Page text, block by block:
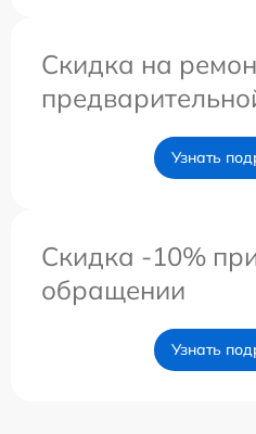
Скидка на
Узнать
Скидка -10%
обращении
Узнать